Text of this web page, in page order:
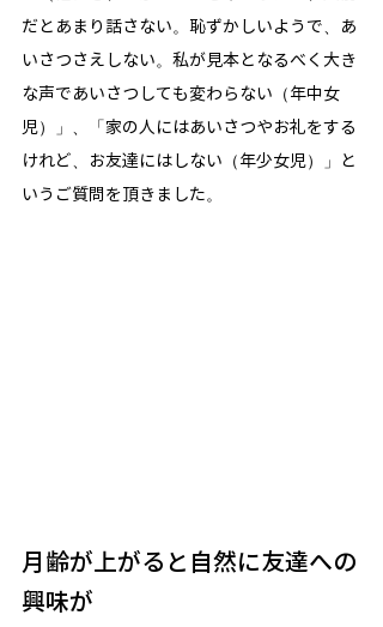
だとあまり話さない。恥ずかしいようで、あ
いさつさえしない。私が見本となるべく大き
な声であいさつしても変わらない（年中女
児）」、「家の人にはあいさつやお礼をする
けれど、お友達にはしない（年少女児）」と
いうご質問を頂きました。
月齢が上がると自然に友達への
興味が